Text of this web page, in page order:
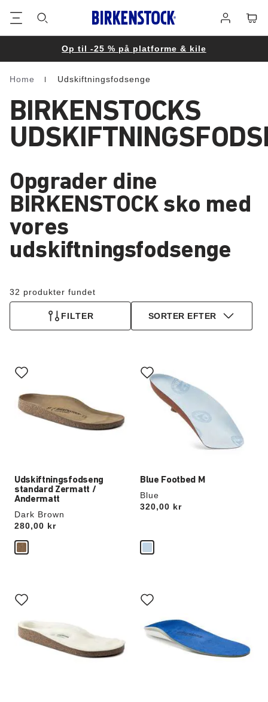
på
Op til -25 % på platforme & kile
Homepage
Home Udskiftningsfodsenge
BIRKENSTOCKS
Opgrader dine
BIRKENSTOCK sko med
vores
udskiftningsfodsenge
32 produkter fundet
FILTER SORTER EFTER
Udskiftningsfodseng
standard Zermatt /
Andermatt
Dark Brown
Price:
280,00 kr
med
prøvefarver
opdatere
produktbilledet
Blue Footbed M
Blue
Price:
320,00 kr
med
prøvefarver
opdatere
produktbilledet
med
prøvefarver
opdatere
produktbilledet
med
prøvefarver
opdatere
produktbilledet